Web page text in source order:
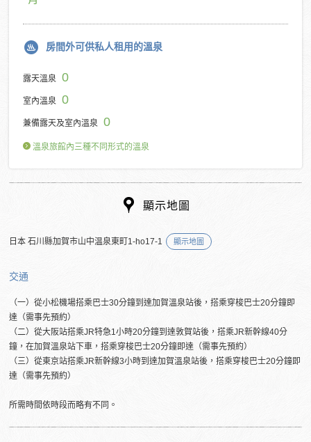
房間外可供私人租用的溫泉
露天溫泉 0
室內溫泉 0
兼備露天及室內溫泉 0
溫泉旅館內三種不同形式的溫泉
顯示地圖
日本 石川縣加賀市山中温泉東町1-ho17-1 顯示地圖
交通
（一）從小松機場搭乘巴士30分鐘到達加賀溫泉站後，搭乘穿梭巴士20分鐘即
達（需事先預約）
（二）從大阪站搭乘JR特急1小時20分鐘到達敦賀站後，搭乘JR新幹線40分
鐘，在加賀溫泉站下車，搭乘穿梭巴士20分鐘即達（需事先預約）
（三）從東京站搭乘JR新幹線3小時到達加賀溫泉站後，搭乘穿梭巴士20分鐘即
達（需事先預約）
所需時間依時段而略有不同。